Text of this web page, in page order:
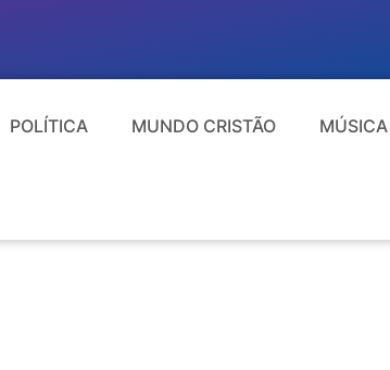
POLÍTICA MUNDO CRISTÃO MÚSICA